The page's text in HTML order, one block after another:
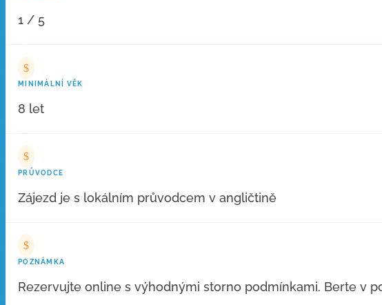
1 / 5
$
MINIMÁLNÍ VĚK
8 let
$
PRŮVODCE
Zájezd je s lokálním průvodcem v angličtině
$
POZNÁMKA
Rezervujte online s výhodnými storno podmínkami. Berte v